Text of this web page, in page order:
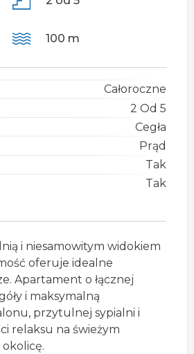
100 m
Całoroczne
2 Od 5
Cegła
Prąd
Tak
Tak
i niesamowitym widokiem
oferuje idealne
Apartament o łącznej
i maksymalną
przytulnej sypialni i
relaksu na świeżym